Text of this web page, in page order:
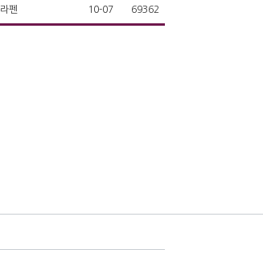
라펜 10-07 69362